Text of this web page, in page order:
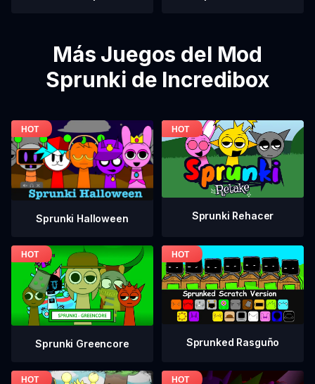
Más Juegos del Mod
Sprunki de Incredibox
Sprunki Halloween Sprunki Rehacer
Sprunki Greencore Sprunked Rasguño